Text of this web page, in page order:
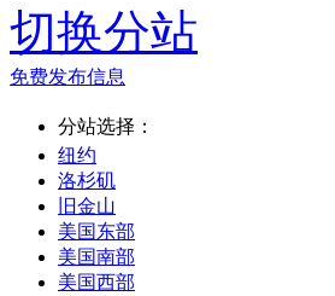
切换分站
免费发布信息
分站选择：
纽约
洛杉矶
旧金山
美国东部
美国南部
美国西部